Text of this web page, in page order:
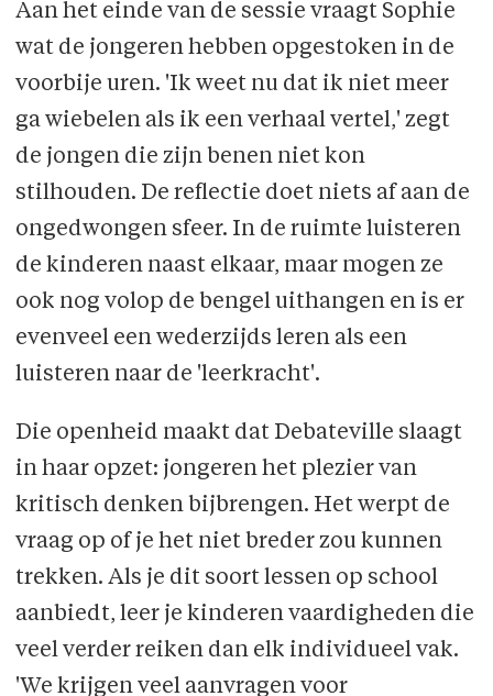
Aan het einde van de sessie vraagt Sophie
wat de jongeren hebben opgestoken in de
voorbije uren. 'Ik weet nu dat ik niet meer
ga wiebelen als ik een verhaal vertel,' zegt
de jongen die zijn benen niet kon
stilhouden. De reflectie doet niets af aan de
ongedwongen sfeer. In de ruimte luisteren
de kinderen naast elkaar, maar mogen ze
ook nog volop de bengel uithangen en is er
evenveel een wederzijds leren als een
luisteren naar de 'leerkracht'.
Die openheid maakt dat Debateville slaagt
in haar opzet: jongeren het plezier van
kritisch denken bijbrengen. Het werpt de
vraag op of je het niet breder zou kunnen
trekken. Als je dit soort lessen op school
aanbiedt, leer je kinderen vaardigheden die
veel verder reiken dan elk individueel vak.
'We krijgen veel aanvragen voor